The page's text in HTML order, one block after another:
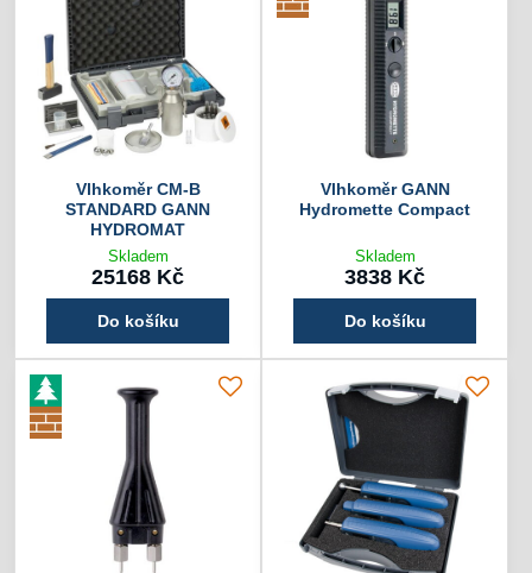
Vlhkoměr CM-B
STANDARD GANN
HYDROMAT
Skladem
25168 Kč
Do košíku
Vlhkoměr GANN
Hydromette Compact
Skladem
3838 Kč
Do košíku